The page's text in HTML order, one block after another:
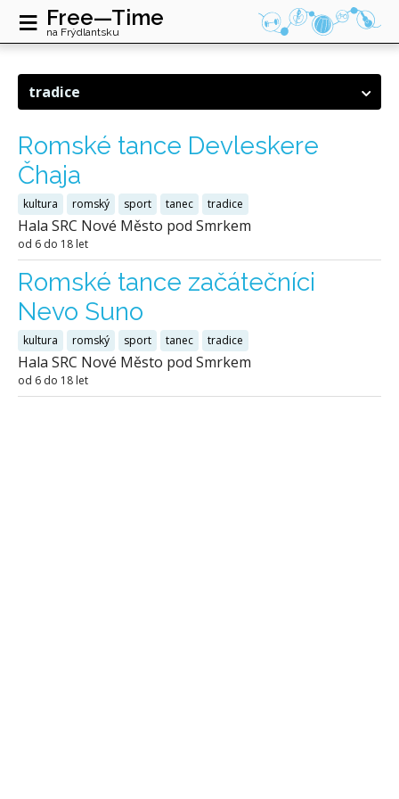
≡ Free—Time
na Frýdlantsku
tradice
Romské tance Devleskere
Čhaja
kultura romský sport tanec tradice
Hala SRC Nové Město pod Smrkem
od 6 do 18 let
Romské tance začátečníci
Nevo Suno
kultura romský sport tanec tradice
Hala SRC Nové Město pod Smrkem
od 6 do 18 let